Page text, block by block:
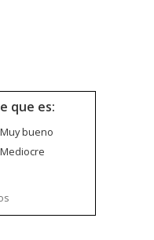
que es:
Muy bueno
Mediocre